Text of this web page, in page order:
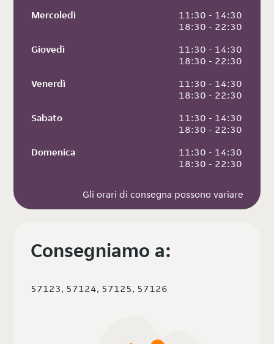
Mercoledì
11:30 - 14:30
18:30 - 22:30
Giovedì
11:30 - 14:30
18:30 - 22:30
Venerdì
11:30 - 14:30
18:30 - 22:30
Sabato
11:30 - 14:30
18:30 - 22:30
Domenica
11:30 - 14:30
18:30 - 22:30
Gli orari di consegna possono variare
Consegniamo a:
57123, 57124, 57125, 57126